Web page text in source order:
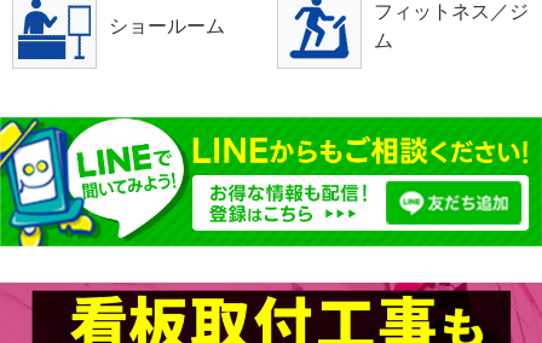
ショールーム
フィットネス／ジ
ム